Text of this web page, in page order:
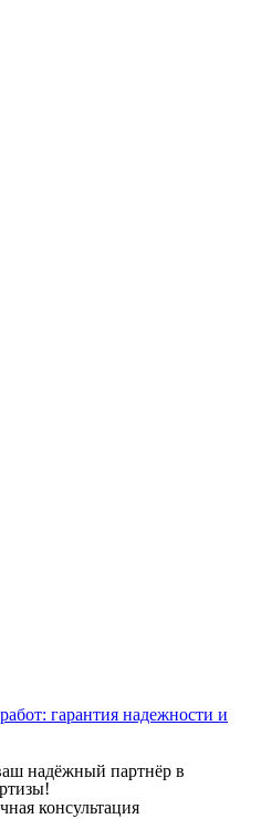
гарантия надежности и
надёжный партнёр в
консультация